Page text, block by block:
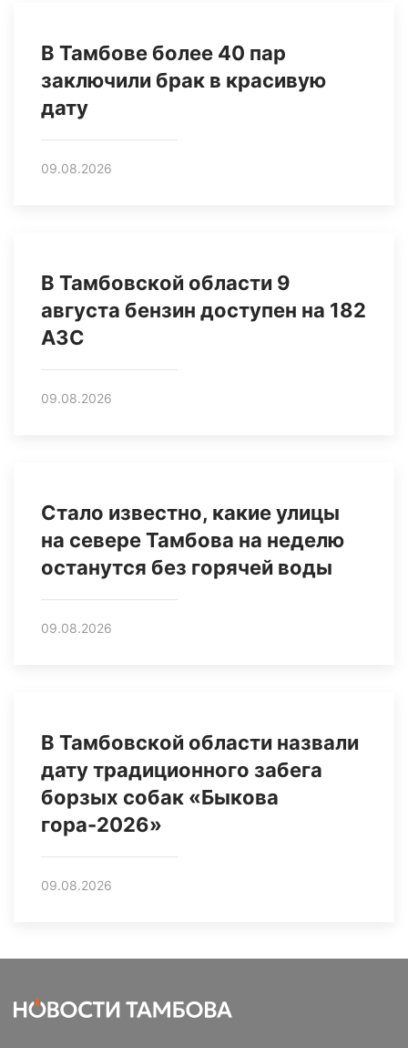
В Тамбове более 40 пар
заключили брак в красивую
дату
09.08.2026
В Тамбовской области 9
августа бензин доступен на 182
АЗС
09.08.2026
Стало известно, какие улицы
на севере Тамбова на неделю
останутся без горячей воды
09.08.2026
В Тамбовской области назвали
дату традиционного забега
борзых собак «Быкова
гора-2026»
09.08.2026